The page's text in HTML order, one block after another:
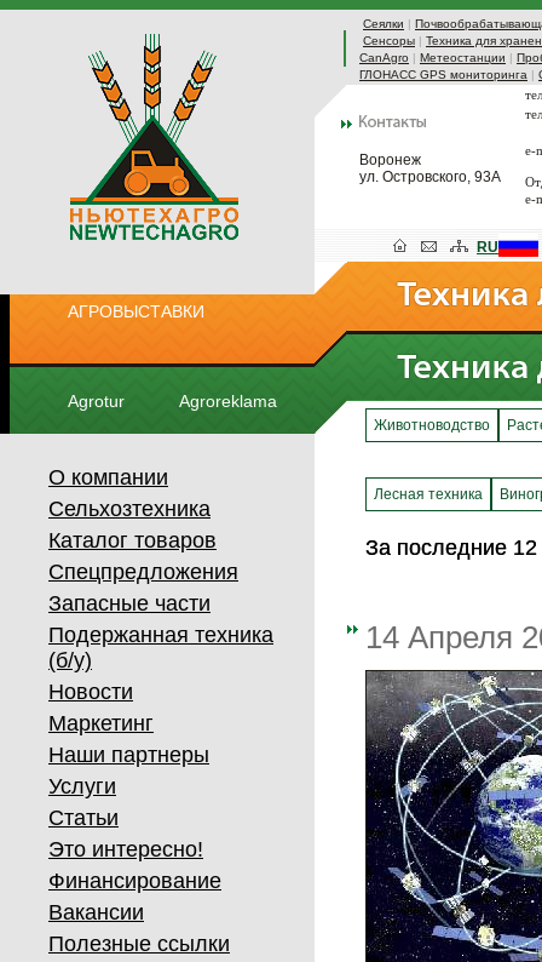
Сеялки |
Сенсоры | Техника для
CanAgro | Метеостанции |
ГЛОНАСС GPS мониторинга |
Воронеж
ул. Островского, 93А
e-
e-
АГРОВЫСТАВКИ
Agrotur Agroreklama
RU
О компании
Сельхозтехника
Каталог товаров
Спецпредложения
Запасные части
Подержанная техника
(б/у)
Новости
Маркетинг
Наши партнеры
Услуги
Статьи
Это интересно!
Финансирование
Вакансии
Полезные ссылки
Животноводство
Лесная техника
За последние 12
За последние 12
14 Апреля